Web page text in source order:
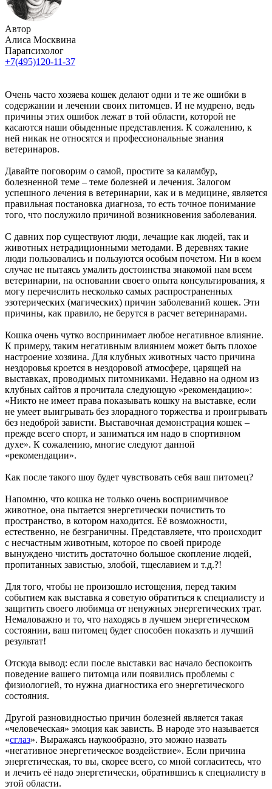
Автор
Алиса Москвина
Парапсихолог
+7(495)120-11-37
Очень часто хозяева кошек делают одни и те же ошибки в
содержании и лечении своих питомцев. И не мудрено, ведь
причины этих ошибок лежат в той области, которой не
касаются наши обыденные представления. К сожалению, к
ней никак не относятся и профессиональные знания
ветеринаров.
Давайте поговорим о самой, простите за каламбур,
болезненной теме – теме болезней и лечения. Залогом
успешного лечения в ветеринарии, как и в медицине, является
правильная постановка диагноза, то есть точное понимание
того, что послужило причиной возникновения заболевания.
С давних пор существуют люди, лечащие как людей, так и
животных нетрадиционными методами. В деревнях такие
люди пользовались и пользуются особым почетом. Ни в коем
случае не пытаясь умалить достоинства знакомой нам всем
ветеринарии, на основании своего опыта консультирования, я
могу перечислить несколько самых распространенных
эзотерических (магических) причин заболеваний кошек. Эти
причины, как правило, не берутся в расчет ветеринарами.
Кошка очень чутко воспринимает любое негативное влияние.
К примеру, таким негативным влиянием может быть плохое
настроение хозяина. Для клубных животных часто причина
нездоровья кроется в нездоровой атмосфере, царящей на
выставках, проводимых питомниками. Недавно на одном из
клубных сайтов я прочитала следующую «рекомендацию»:
«Никто не имеет права показывать кошку на выставке, если
не умеет выигрывать без злорадного торжества и проигрывать
без недоброй зависти. Выставочная демонстрация кошек –
прежде всего спорт, и заниматься им надо в спортивном
духе». К сожалению, многие следуют данной
«рекомендации».
Как после такого шоу будет чувствовать себя ваш питомец?
Напомню, что кошка не только очень восприимчивое
животное, она пытается энергетически почистить то
пространство, в котором находится. Её возможности,
естественно, не безграничны. Представляете, что происходит
с несчастным животным, которое по своей природе
вынуждено чистить достаточно большое скопление людей,
пропитанных завистью, злобой, тщеславием и т.д.?!
Для того, чтобы не произошло истощения, перед таким
событием как выставка я советую обратиться к специалисту и
защитить своего любимца от ненужных энергетических трат.
Немаловажно и то, что находясь в лучшем энергетическом
состоянии, ваш питомец будет способен показать и лучший
результат!
Отсюда вывод: если после выставки вас начало беспокоить
поведение вашего питомца или появились проблемы с
физиологией, то нужна диагностика его энергетического
состояния.
Другой разновидностью причин болезней является такая
«человеческая» эмоция как зависть. В народе это называется
«сглаз». Выражаясь наукообразно, это можно назвать
«негативное энергетическое воздействие». Если причина
энергетическая, то вы, скорее всего, со мной согласитесь, что
и лечить её надо энергетически, обратившись к специалисту в
этой области.